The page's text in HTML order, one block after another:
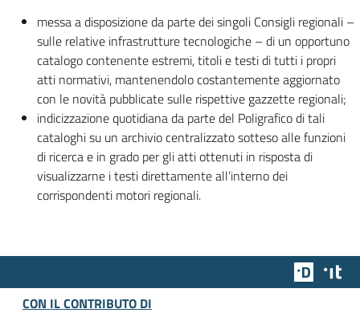
messa a disposizione da parte dei singoli Consigli regionali –
sulle relative infrastrutture tecnologiche – di un opportuno
catalogo contenente estremi, titoli e testi di tutti i propri
atti normativi, mantenendolo costantemente aggiornato
con le novità pubblicate sulle rispettive gazzette regionali;
indicizzazione quotidiana da parte del Poligrafico di tali
cataloghi su un archivio centralizzato sotteso alle funzioni
di ricerca e in grado per gli atti ottenuti in risposta di
visualizzarne i testi direttamente all’interno dei
corrispondenti motori regionali.
Team
CON IL CONTRIBUTO DI